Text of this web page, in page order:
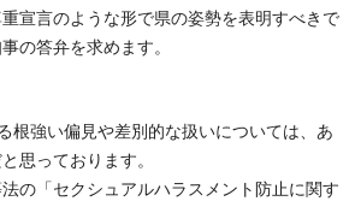
宣言のような形で県の姿勢を表明すべきで
の答弁を求めます。
根強い偏見や差別的な扱いについては、あ
思っております。
の「セクシュアルハラスメント防止に関す